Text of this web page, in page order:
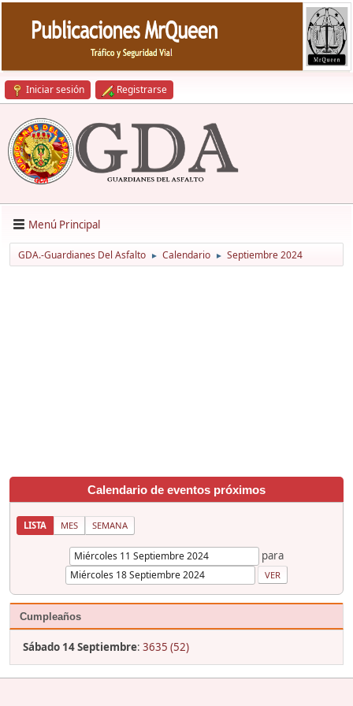
Iniciar sesión Registrarse
Menú Principal
GDA.-Guardianes Del Asfalto ► Calendario ► Septiembre 2024
Calendario de eventos próximos
LISTA MES SEMANA
para
Cumpleaños
Sábado 14 Septiembre: 3635 (52)